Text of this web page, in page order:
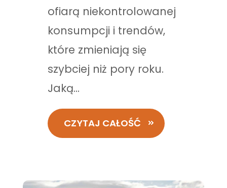
ofiarą niekontrolowanej
konsumpcji i trendów,
które zmieniają się
szybciej niż pory roku.
Jaką...
CZYTAJ CAŁOŚĆ